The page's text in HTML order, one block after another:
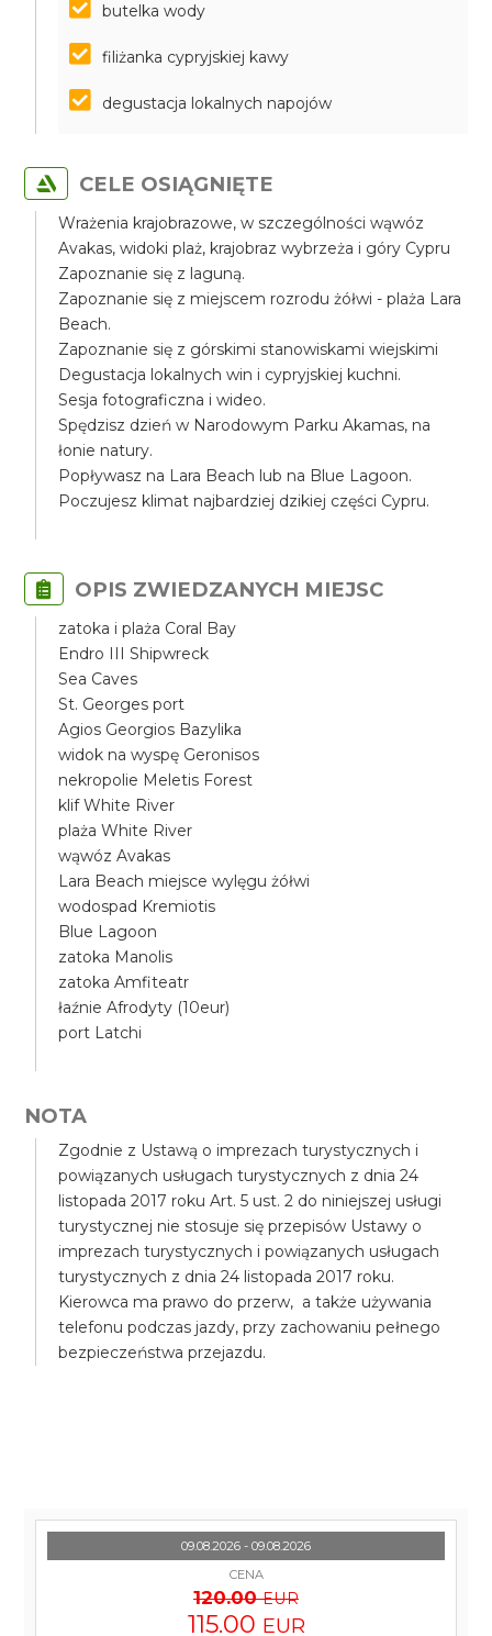
butelka wody
filiżanka cypryjskiej kawy
degustacja lokalnych napojów
CELE OSIĄGNIĘTE
Wrażenia krajobrazowe, w szczególności wąwóz
Avakas, widoki plaż, krajobraz wybrzeża i góry Cypru
Zapoznanie się z laguną.
Zapoznanie się z miejscem rozrodu żółwi - plaża Lara
Beach.
Zapoznanie się z górskimi stanowiskami wiejskimi
Degustacja lokalnych win i cypryjskiej kuchni.
Sesja fotograficzna i wideo.
Spędzisz dzień w Narodowym Parku Akamas, na
łonie natury.
Popływasz na Lara Beach lub na Blue Lagoon.
Poczujesz klimat najbardziej dzikiej części Cypru.
OPIS ZWIEDZANYCH MIEJSC
zatoka i plaża Coral Bay
Endro III Shipwreck
Sea Caves
St. Georges port
Agios Georgios Bazylika
widok na wyspę Geronisos
nekropolie Meletis Forest
klif White River
plaża White River
wąwóz Avakas
Lara Beach miejsce wylęgu żółwi
wodospad Kremiotis
Blue Lagoon
zatoka Manolis
zatoka Amfiteatr
łaźnie Afrodyty (10eur)
port Latchi
NOTA
Zgodnie z Ustawą o imprezach turystycznych i
powiązanych usługach turystycznych z dnia 24
listopada 2017 roku Art. 5 ust. 2 do niniejszej usługi
turystycznej nie stosuje się przepisów Ustawy o
imprezach turystycznych i powiązanych usługach
turystycznych z dnia 24 listopada 2017 roku.
Kierowca ma prawo do przerw, a także używania
telefonu podczas jazdy, przy zachowaniu pełnego
bezpieczeństwa przejazdu.
09.08.2026 - 09.08.2026
CENA
120.00 EUR
115.00 EUR